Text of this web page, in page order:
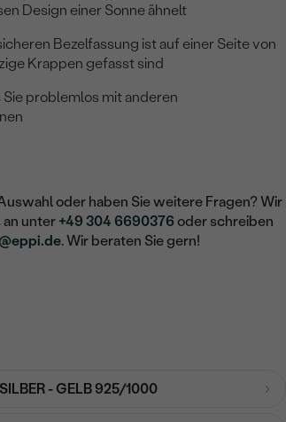
Design einer Sonne ähnelt
Bezelfassung ist auf einer Seite von
Krappen gefasst sind
problemlos mit anderen
oder haben Sie weitere Fragen? Wir
an unter +49 304 6690376 oder schreiben
. Wir beraten Sie gern!
- GELB 925/1000